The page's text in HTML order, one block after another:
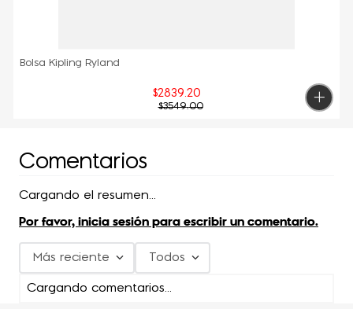
Bolsa Kipling Ryland
$2839.20
$3549.00
Comentarios
Cargando el resumen…
Por favor, inicia sesión para escribir un comentario.
Más reciente Todos
Cargando comentarios…